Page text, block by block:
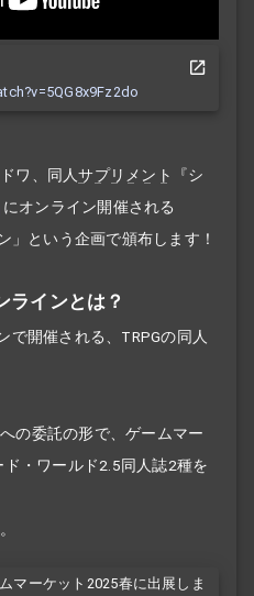
ワ、同人サプリメント
『シ
にオンライン開催される
」という企画で頒布します！
ラインとは？
で開催される、TRPGの同人
の委託の形で、ゲームマー
・ワールド2.5同人誌2種を
マーケット2025春に出展しま